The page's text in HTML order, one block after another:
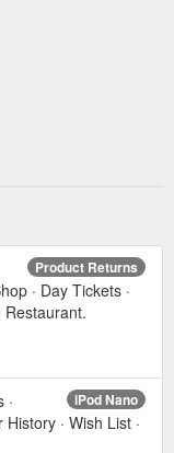
Product Returns
· Day Tickets ·
Restaurant.
iPod Nano
·
· Wish List ·